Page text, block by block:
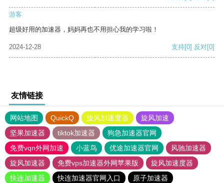
游客
超级好用的加速器，妈妈再也不用担心我的学习啦！
2024-12-28 支持[0] 反对[0]
友情链接
网站地图 QuickQ 旋风加速度器
旋风加速
坚果加速器
tiktok加速器
狗急加速器官网
免费vqn外网加速
小蓝鸟 优途加速器官网
风驰加速器
旋风加速器
免费vps加速器外网苹果版
旋风加速度器
快连加速器
快连加速器官网入口
原子加速器